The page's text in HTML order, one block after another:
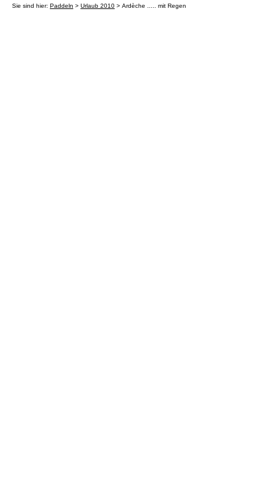
Sie sind hier: Paddeln > Urlaub 2010 > Ardèche ..... mit Regen